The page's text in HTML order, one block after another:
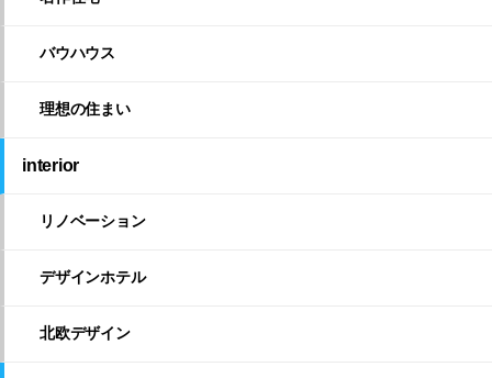
バウハウス
理想の住まい
interior
リノベーション
デザインホテル
北欧デザイン